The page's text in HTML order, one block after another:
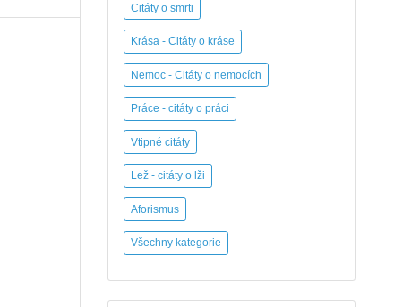
Citáty o smrti
Krása - Citáty o kráse
Nemoc - Citáty o nemocích
Práce - citáty o práci
Vtipné citáty
Lež - citáty o lži
Aforismus
Všechny kategorie